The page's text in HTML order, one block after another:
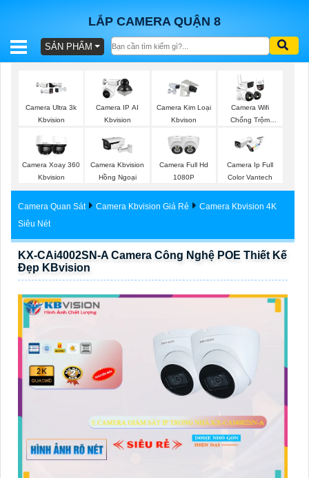
LẮP CAMERA QUẬN 8
BÁO
TƯ
VẤN
LẮP
ĐẶT
PHỤ
KIỆN
TƯ
SẢN PHẨM
Camera Ultra 3k
Kbvision
Camera IP AI
Kbvision
Camera Kim Loại
Kbvison
Camera Wifi
Chống Trộm
Camera Xoay 360
Kbvision
Camera Kbvision
Hồng Ngoại
Camera Full Hd
1080P
Camera Ip Full
Color Vantech
Camera Quan Sát Camera Kbvision Giá Rẻ
Camera Kbvision 4K
Siêu Nét
KX-CAi4002SN-A Camera Công Nghệ POE Thiết Kế
Đẹp KBvision